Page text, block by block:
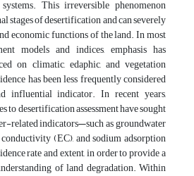
This irreversible phenomenon
stages of desertification and can severely
economic functions of the land. In most
models and indices, emphasis has
on climatic, edaphic, and vegetation
has been less frequently considered
influential indicator. In recent years,
to desertification assessment have sought
related indicators—such as groundwater
(EC), and sodium adsorption
rate and extent, in order to provide a
of land degradation. Within